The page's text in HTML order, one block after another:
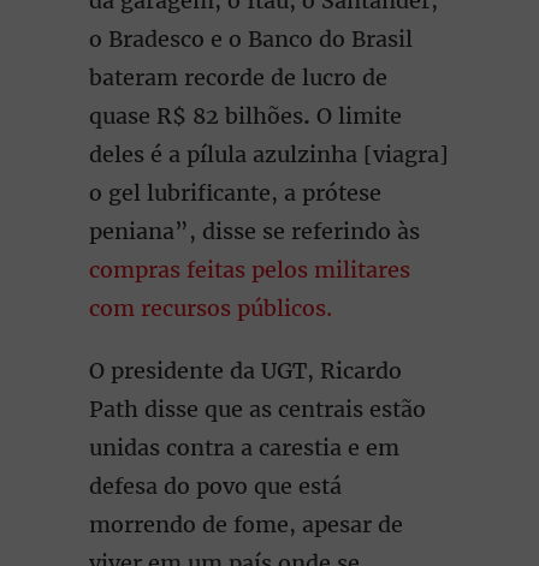
o Bradesco e o Banco do Brasil
bateram recorde de lucro de
quase R$ 82 bilhões. O limite
deles é a pílula azulzinha [viagra]
o gel lubrificante, a prótese
peniana”, disse se referindo às
compras feitas pelos militares
com recursos públicos.
O presidente da UGT, Ricardo
Path disse que as centrais estão
unidas contra a carestia e em
defesa do povo que está
morrendo de fome, apesar de